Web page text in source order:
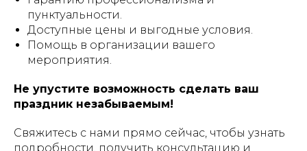
пунктуальности.
Доступные цены и выгодные условия.
Помощь в организации вашего
мероприятия.
Не упустите возможность сделать ваш
праздник незабываемым!
Свяжитесь с нами прямо сейчас, чтобы узнать
подробности, получить консультацию и